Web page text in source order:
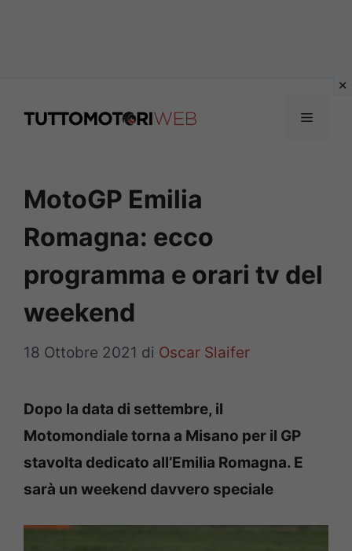
Menu
MotoGP Emilia
Romagna: ecco
programma e orari tv del
weekend
18 Ottobre 2021 di Oscar Slaifer
Dopo la data di settembre, il
Motomondiale torna a Misano per il GP
stavolta dedicato all’Emilia Romagna. E
sarà un weekend davvero speciale